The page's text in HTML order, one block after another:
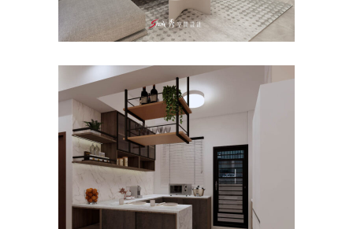
高雄楠梓室內設計｜近20坪小
宅裝修重點×寓見美好
主臥/公寓/大樓/客餐廳/ 室內設計
屋